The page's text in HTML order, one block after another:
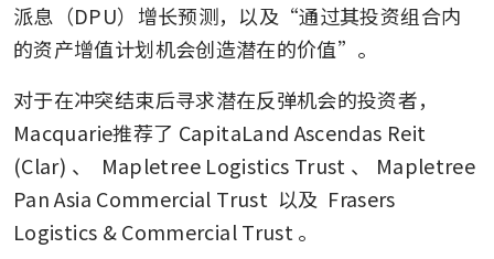
派息（DPU）增长预测，以及“通过其投资组合内
的资产增值计划机会创造潜在的价值”。
对于在冲突结束后寻求潜在反弹机会的投资者，
Macquarie推荐了 CapitaLand Ascendas Reit
(Clar) 、 Mapletree Logistics Trust 、
Mapletree
Pan Asia Commercial Trust 以及 Frasers
Logistics & Commercial Trust。